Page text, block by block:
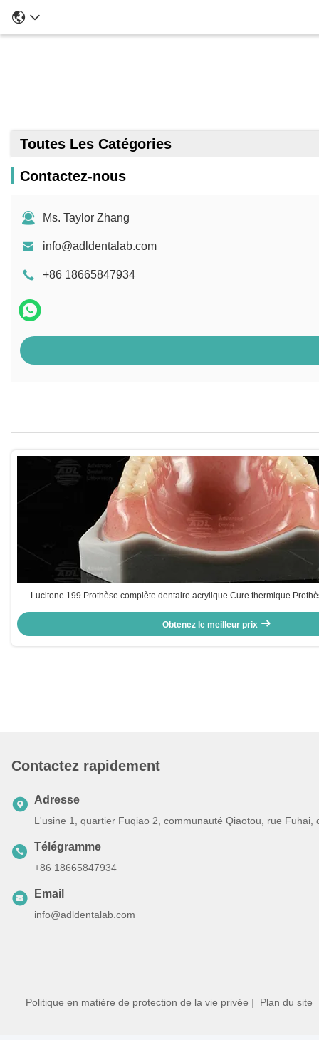
Toutes Les Catégories
Contactez-nous
Ms. Taylor Zhang
info@adldentalab.com
+86 18665847934
Lucitone 199 Prothèse complète dentaire acrylique Cure thermique
Obtenez le meilleur prix
Contactez rapidement
Adresse
L'usine 1, quartier Fuqiao 2, communauté Qiaotou, rue
Télégramme
+86 18665847934
Email
info@adldentalab.com
Politique en matière de protection de la vie privée | Plan du site